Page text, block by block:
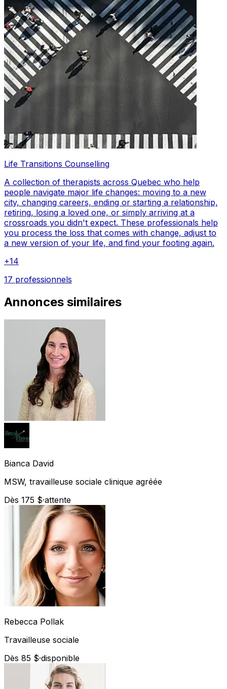
Life Transitions Counselling
A collection of therapists across Quebec who help
people navigate major life changes: moving to a new
city, changing careers, ending or starting a relationship,
retiring, losing a loved one, or simply arriving at a
crossroads you didn't expect. These professionals help
you process the loss that comes with change, adjust to
a new version of your life, and find your footing again.
+14
17 professionnels
Annonces similaires
Bianca David
MSW, travailleuse sociale clinique agréée
Dès 175 $·attente
Rebecca Pollak
Travailleuse sociale
Dès 85 $·disponible